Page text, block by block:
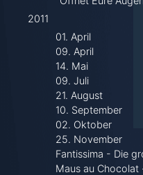
2011
01. April
09. April
14. Mai
09. Juli
21. August
10. September
02. Oktober
25. November
Fantissima - Die
Maus au